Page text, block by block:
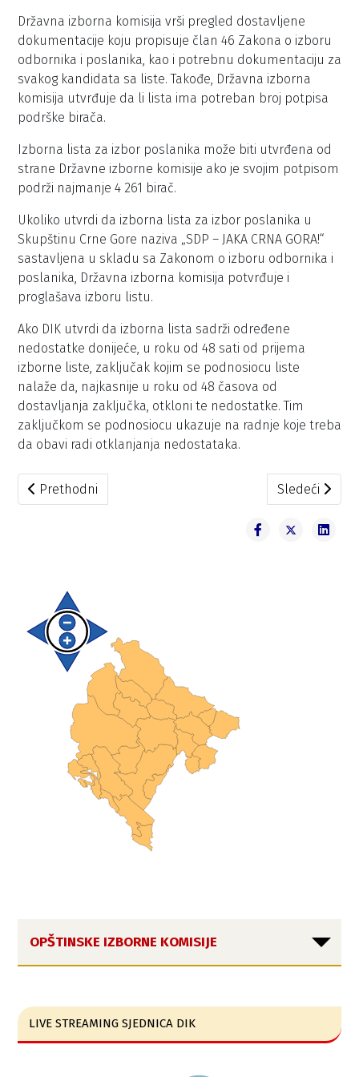
Državna izborna komisija vrši pregled dostavljene
dokumentacije koju propisuje član 46 Zakona o izboru
odbornika i poslanika, kao i potrebnu dokumentaciju za
svakog kandidata sa liste. Takođe, Državna izborna
komisija utvrđuje da li lista ima potreban broj potpisa
podrške birača.
Izborna lista za izbor poslanika može biti utvrđena od
strane Državne izborne komisije ako je svojim potpisom
podrži najmanje 4 261 birač.
Ukoliko utvrdi da izborna lista za izbor poslanika u
Skupštinu Crne Gore naziva „SDP – JAKA CRNA GORA!“
sastavljena u skladu sa Zakonom o izboru odbornika i
poslanika, Državna izborna komisija potvrđuje i
proglašava izboru listu.
Ako DIK utvrdi da izborna lista sadrži određene
nedostatke donijeće, u roku od 48 sati od prijema
izborne liste, zaključak kojim se podnosiocu liste
nalaže da, najkasnije u roku od 48 časova od
dostavljanja zaključka, otkloni te nedostatke. Tim
zaključkom se podnosiocu ukazuje na radnje koje treba
da obavi radi otklanjanja nedostataka.
Prethodni članak: SDP – JAKA CRNA GORA!
Prethodni Sledeći
Sledeći
OPŠTINSKE IZBORNE KOMISIJE
LIVE STREAMING SJEDNICA DIK